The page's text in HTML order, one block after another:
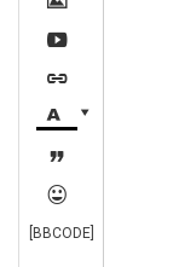






[BBCODE]